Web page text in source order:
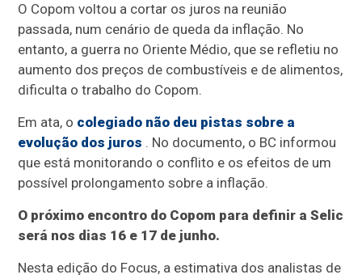
O Copom voltou a cortar os juros na reunião
passada, num cenário de queda da inflação. No
entanto, a guerra no Oriente Médio, que se refletiu no
aumento dos preços de combustíveis e de alimentos,
dificulta o trabalho do Copom.
Em ata, o colegiado não deu pistas sobre a
evolução dos juros . No documento, o BC informou
que está monitorando o conflito e os efeitos de um
possível prolongamento sobre a inflação.
O próximo encontro do Copom para definir a Selic
será nos dias 16 e 17 de junho.
Nesta edição do Focus, a estimativa dos analistas de